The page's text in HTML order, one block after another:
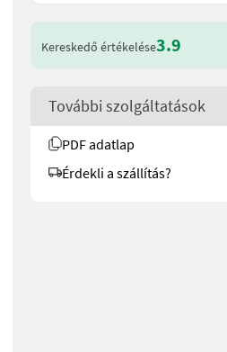
Kereskedő értékelése3.9
További szolgáltatások
PDF adatlap
Érdekli a szállítás?